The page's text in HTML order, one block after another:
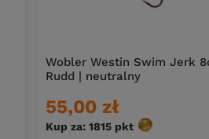
Wobler Westin Swim Jerk
Rudd | neutralny
55,00 zł
Kup za: 1815 pktpunktów